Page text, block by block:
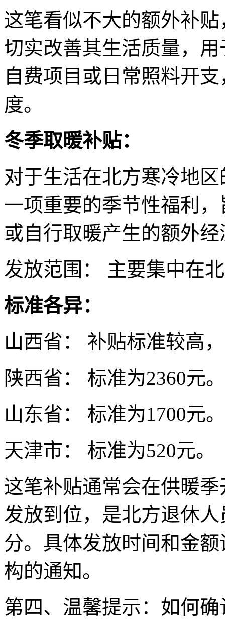
这笔看似不大的额外补
切实改善其生活质量，
自费项目或日常照料开
度。
冬季取暖补贴：
对于生活在北方寒冷地
一项重要的季节性福利
或自行取暖产生的额外
发放范围： 主要集中在
标准各异：
山西省： 补贴标准较高
陕西省： 标准为2360元。
山东省： 标准为1700元。
天津市： 标准为520元。
这笔补贴通常会在供暖
发放到位，是北方退休
分。具体发放时间和金
构的通知。
第四、温馨提示：如何